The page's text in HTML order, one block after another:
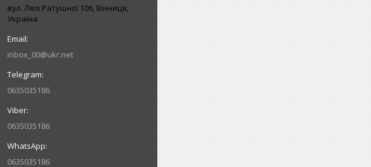
вул. Лялі Ратушної 106, Вінниця,
Україна
inbox_00@ukr.net
0635035186
0635035186
0635035186